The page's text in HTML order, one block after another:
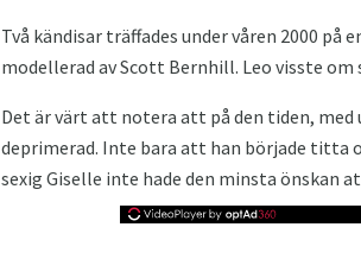
Två kändisar träffades under våren 2000 på
modellerad av Scott Bernhill. Leo visste
Det är värt att notera att på den tiden, med
deprimerad. Inte bara att han började titta
sexig Giselle inte hade den minsta önskan